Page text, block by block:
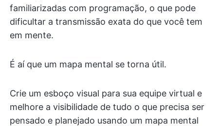
familiarizadas com programação, o que pode
dificultar a transmissão exata do que você tem
em mente.
É aí que um mapa mental se torna útil.
Crie um esboço visual para sua equipe virtual e
melhore a visibilidade de tudo o que precisa ser
pensado e planejado usando um mapa mental